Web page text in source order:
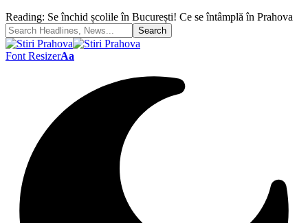
Reading: Se închid școlile în București! Ce se întâmplă în Prahova
Font ResizerAa